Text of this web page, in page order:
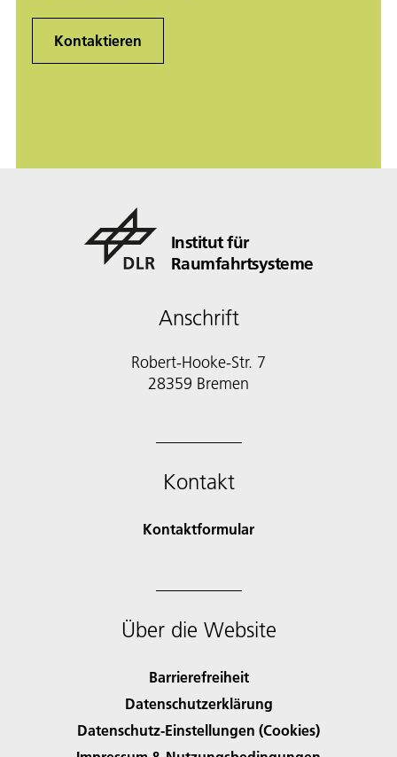
Kontaktieren
Institut für
Raumfahrtsysteme
Anschrift
Robert-Hooke-Str. 7
28359 Bremen
Kontakt
Kontaktformular
Über die Website
Barrierefreiheit
Datenschutzerklärung
Datenschutz-Einstellungen (Cookies)